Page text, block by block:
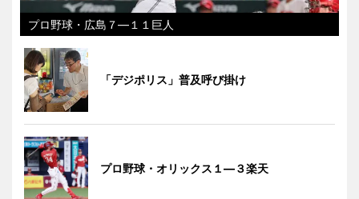
プロ野球・広島７―１１巨人
「デジポリス」普及呼び掛け
プロ野球・オリックス１―３楽天